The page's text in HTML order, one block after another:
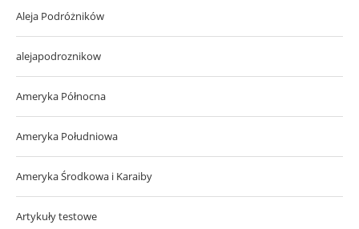
Aleja Podróżników
alejapodroznikow
Ameryka Północna
Ameryka Południowa
Ameryka Środkowa i Karaiby
Artykuły testowe